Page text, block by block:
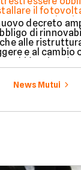
il
norma che
di italiani
decreto
di
alle
e al cambio
chi è
in pratica.
News Mutui